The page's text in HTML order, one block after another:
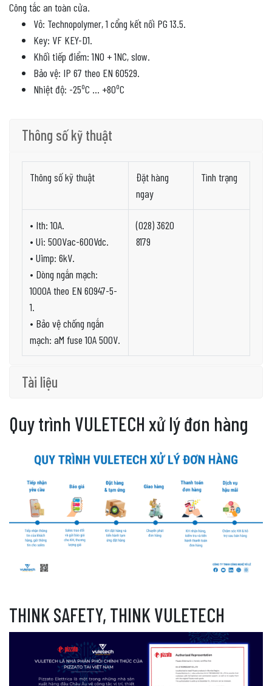
Công tắc an toàn cửa.
Vỏ: Technopolymer, 1 cổng kết nối PG 13.5.
Key: VF KEY-D1.
Khối tiếp điểm: 1NO + 1NC, slow.
Bảo vệ: IP 67 theo EN 60529.
Nhiệt độ: -25oC … +80oC
Thông số kỹ thuật
Thông số kỹ thuật
Đặt hàng
ngay
Tình trạng
• Ith: 10A.
• Ui: 500Vac-600Vdc.
• Uimp: 6kV.
• Dòng ngắn mạch:
1000A theo EN 60947-5-
1.
• Bảo vệ chống ngắn
mạch: aM fuse 10A 500V.
(028) 3620
8179
Tài liệu
Quy trình VULETECH xử lý đơn hàng
THINK SAFETY, THINK VULETECH